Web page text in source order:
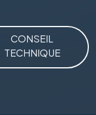
CONSEIL
TECHNIQUE